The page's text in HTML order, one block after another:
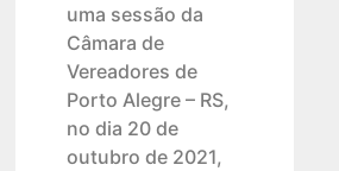
uma sessão da
Câmara de
Vereadores de
Porto Alegre – RS,
no dia 20 de
outubro de 2021,